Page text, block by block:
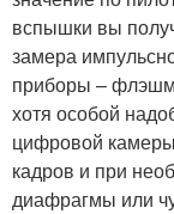
вспышки вы
замера
приборы –
хотя особой
цифровой
кадров и при
диафрагмы или